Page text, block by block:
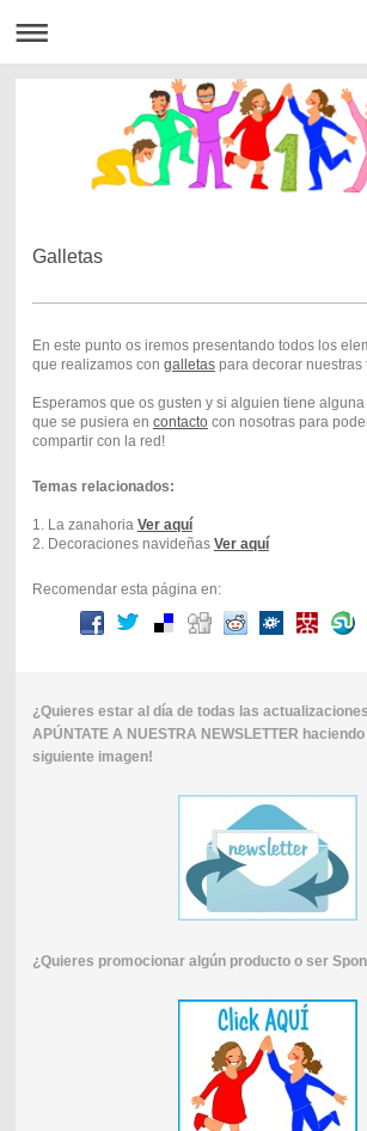
Galletas
En este punto os iremos presentando todos los
que realizamos con galletaspara decorar nuestras
Esperamos que os gusten y si alguien tiene
que se pusiera en contactocon nosotras para
compartir con la red!
Temas relacionados:
1. La zanahoria Ver aquí
2. Decoraciones navideñas Ver aquí
Recomendar esta página en:
¿Quieres estar al día de todas las
APÚNTATE A NUESTRA NEWSLETTER
siguiente imagen!
¿Quieres promocionar algún producto o ser